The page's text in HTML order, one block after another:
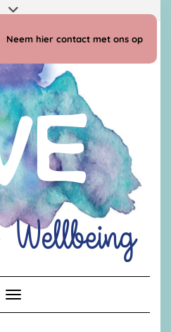
Neem hier contact met ons op
Toggle navigatie